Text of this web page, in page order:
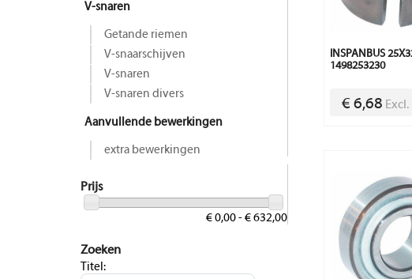
V-snaren
Getande riemen
V-snaarschijven
V-snaren
V-snaren divers
Aanvullende bewerkingen
extra bewerkingen
Prijs
€ 0,00 - € 632,00
Zoeken
Titel:
INSPANBUS
1498253230
€ 6,68